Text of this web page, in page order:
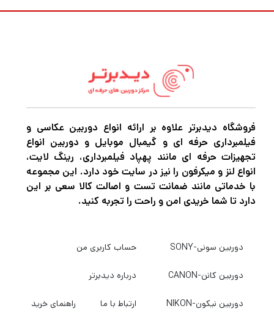
فروشگاه دیدبرتر علاوه بر ارائه انواع دوربین عکاسی و
فیلمبرداری حرفه ای و گیمبال موبایل و دوربین انواع
تجهیزات حرفه ای مانند پهپاد فیلمبرداری، رینگ لایت،
انواع لنز و میکرفون را نیز در سایت خود دارد. این مجموعه
با خدماتی مانند ضمانت تست و اصالت کالا سعی بر این
دارد تا شما خریدی امن و راحت را تجربه کنید.
دوربین سونی-SONY
دوربین کانن-CANON
دوربین نیکون-NIKON
حساب کاربری من
درباره دیدبرتر
ارتباط با ما راهنمای خرید